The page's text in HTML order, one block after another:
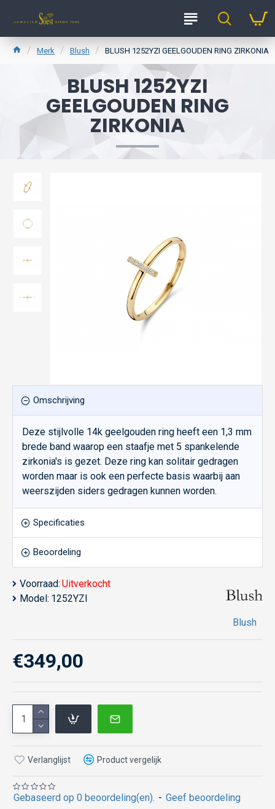
Merk Blush BLUSH 1252YZI GEELGOUDEN RING ZIRKONIA
BLUSH 1252YZI
GEELGOUDEN RING
ZIRKONIA
Omschrijving
Deze stijlvolle 14k geelgouden ring heeft een 1,3 mm
brede band waarop een staafje met 5 spankelende
zirkonia's is gezet. Deze ring kan solitair gedragen
worden maar is ook een perfecte basis waarbij aan
weerszijden siders gedragen kunnen worden.
Specificaties
Beoordeling
Voorraad: Uitverkocht
Model: 1252YZI
Blush
Gebaseerd op 0 beoordeling(en). - Geef beoordeling
€349,00
Verlanglijst Product vergelijk